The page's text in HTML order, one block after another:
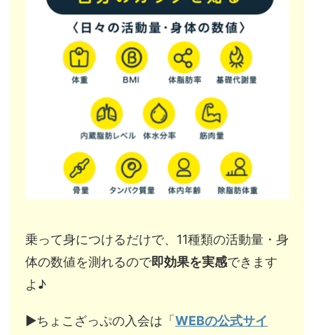
乗って身につけるだけで、11種類の活動量・身
体の数値を測れるので即効果を実感できます
よ♪
▶︎ちょこざっぷの入会は「 WEBの公式サイ